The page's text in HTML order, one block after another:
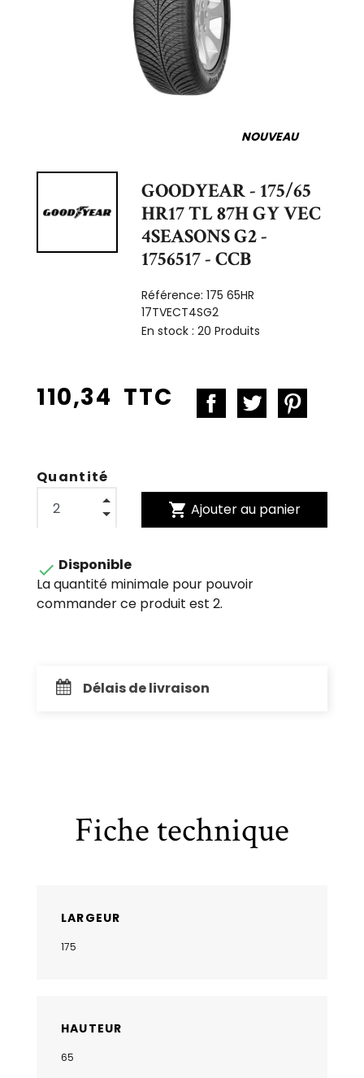
NOUVEAU
GOODYEAR - 175/65
HR17 TL 87H GY VEC
4SEASONS G2 -
1756517 - CCB
Référence:175 65HR
17TVECT4SG2
En stock :20 Produits
110,34 TTC
Quantité
shopping_cart Ajouter au panier
 Disponible
La quantité minimale pour pouvoir
commander ce produit est 2.
Délais de livraison
Fiche technique
LARGEUR
175
HAUTEUR
65